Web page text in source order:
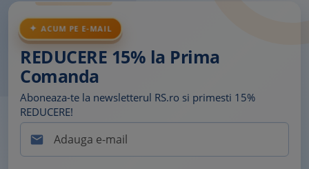
ACUM PE E-MAIL
REDUCERE 15% la Prima
Comanda
Aboneaza-te la newsletterul RS.ro si primesti 15%
REDUCERE!
